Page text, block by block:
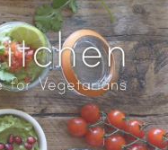
夏
野
菜
の
マ
リ
ネ」
[連